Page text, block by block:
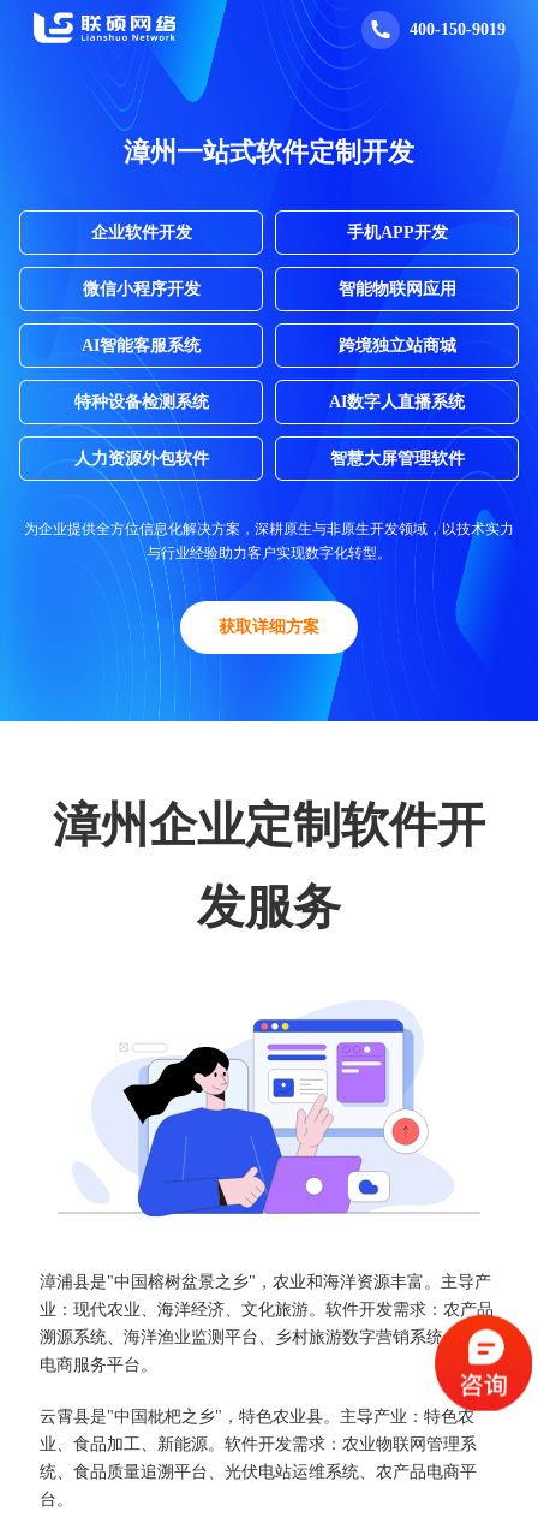
400-150-9019
漳州一站式软件定制开发
企业软件开发 手机APP开发
微信小程序开发 智能物联网应用
AI智能客服系统 跨境独立站商城
特种设备检测系统 AI数字人直播系统
人力资源外包软件 智慧大屏管理软件
为企业提供全方位信息化解决方案，深耕原生与非原生开发领域，以技术实力
与行业经验助力客户实现数字化转型。
获取详细方案
漳州企业定制软件开
发服务
漳浦县是"中国榕树盆景之乡"，农业和海洋资源丰富。主导产
业：现代农业、海洋经济、文化旅游。软件开发需求：农产品
溯源系统、海洋渔业监测平台、乡村旅游数字营销系统、农村
电商服务平台。
云霄县是"中国枇杷之乡"，特色农业县。主导产业：特色农
业、食品加工、新能源。软件开发需求：农业物联网管理系
统、食品质量追溯平台、光伏电站运维系统、农产品电商平
台。